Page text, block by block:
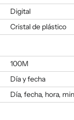
Digital
Cristal de plástico
100M
Día y fecha
Día, fecha, hora,